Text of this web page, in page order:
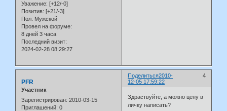
Уважение: [+12/-0]
Позитив: [+21/-3]
Пол: Мужской
Провел на форуме:
8 дней 3 часа
Последний визит:
2024-02-28 08:29:27
Поделиться 4
2010-
12-05 17:59:22
PFR
Участник
Зарегистрирован: 2010-03-15
Приглашений: 0
Здраствуйте, а можно цену в
личку написать?